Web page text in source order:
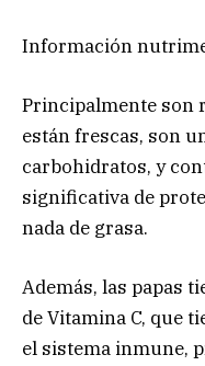
Información
Principalmente son
están frescas, son
carbohidratos, y
significativa de
nada de grasa.
Además, las papas
de Vitamina C, que
el sistema inmune,